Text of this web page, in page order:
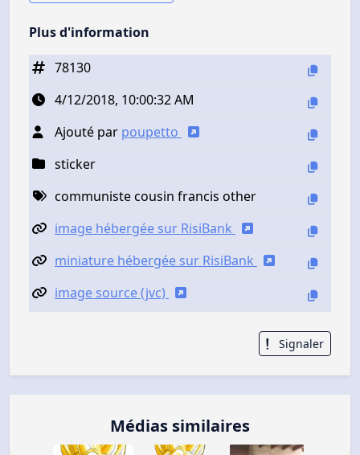
Plus d'information
78130
4/12/2018, 10:00:32 AM
Ajouté par poupetto
sticker
communiste cousin francis other
image hébergée sur RisiBank
miniature hébergée sur RisiBank
image source (jvc)
Signaler
Médias similaires